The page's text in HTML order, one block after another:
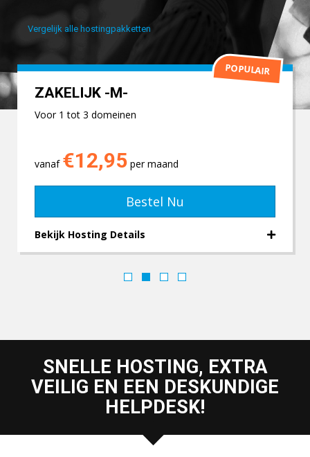
Vergelijk alle hostingpakketten
ZAKELIJK -M-
Voor 1 tot 3 domeinen
vanaf €12,95 per maand
Bestel Nu
Bekijk Hosting Details
POPULAIR
SNELLE HOSTING, EXTRA
VEILIG EN EEN DESKUNDIGE
HELPDESK!